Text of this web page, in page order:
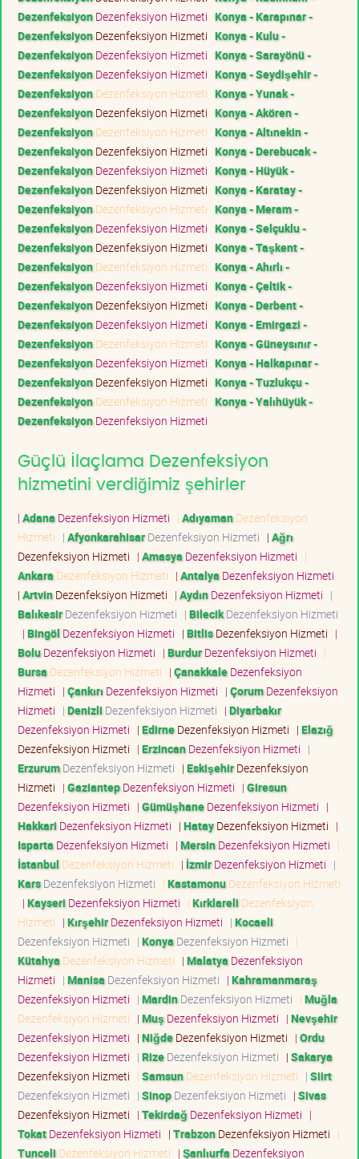
DezenfeksiyonDezenfeksiyon Hizmeti Konya - Karapınar -
DezenfeksiyonDezenfeksiyon Hizmeti Konya - Kulu -
DezenfeksiyonDezenfeksiyon Hizmeti Konya - Sarayönü -
DezenfeksiyonDezenfeksiyon Hizmeti Konya - Seydişehir -
DezenfeksiyonDezenfeksiyon Hizmeti Konya - Yunak -
DezenfeksiyonDezenfeksiyon Hizmeti Konya - Akören -
DezenfeksiyonDezenfeksiyon Hizmeti Konya - Altınekin -
DezenfeksiyonDezenfeksiyon Hizmeti Konya - Derebucak -
DezenfeksiyonDezenfeksiyon Hizmeti Konya - Hüyük -
DezenfeksiyonDezenfeksiyon Hizmeti Konya - Karatay -
DezenfeksiyonDezenfeksiyon Hizmeti Konya - Meram -
DezenfeksiyonDezenfeksiyon Hizmeti Konya - Selçuklu -
DezenfeksiyonDezenfeksiyon Hizmeti Konya - Taşkent -
DezenfeksiyonDezenfeksiyon Hizmeti Konya - Ahırlı -
DezenfeksiyonDezenfeksiyon Hizmeti Konya - Çeltik -
DezenfeksiyonDezenfeksiyon Hizmeti Konya - Derbent -
DezenfeksiyonDezenfeksiyon Hizmeti Konya - Emirgazi -
DezenfeksiyonDezenfeksiyon Hizmeti Konya - Güneysınır -
DezenfeksiyonDezenfeksiyon Hizmeti Konya - Halkapınar -
DezenfeksiyonDezenfeksiyon Hizmeti Konya - Tuzlukçu -
DezenfeksiyonDezenfeksiyon Hizmeti Konya - Yalıhüyük -
DezenfeksiyonDezenfeksiyon Hizmeti
Güçlü İlaçlama Dezenfeksiyon
hizmetini verdiğimiz şehirler
| Adana Dezenfeksiyon Hizmeti | AdıyamanDezenfeksiyon
Hizmeti | AfyonkarahisarDezenfeksiyon Hizmeti | Ağrı
Dezenfeksiyon Hizmeti | Amasya Dezenfeksiyon Hizmeti |
Ankara Dezenfeksiyon Hizmeti | Antalya Dezenfeksiyon Hizmeti
| ArtvinDezenfeksiyon Hizmeti | AydınDezenfeksiyon Hizmeti |
BalıkesirDezenfeksiyon Hizmeti | BilecikDezenfeksiyon Hizmeti
| Bingöl Dezenfeksiyon Hizmeti | BitlisDezenfeksiyon Hizmeti |
BoluDezenfeksiyon Hizmeti | BurdurDezenfeksiyon Hizmeti |
Bursa Dezenfeksiyon Hizmeti | ÇanakkaleDezenfeksiyon
Hizmeti | Çankırı Dezenfeksiyon Hizmeti | ÇorumDezenfeksiyon
Hizmeti | Denizli Dezenfeksiyon Hizmeti | Diyarbakır
Dezenfeksiyon Hizmeti | EdirneDezenfeksiyon Hizmeti | Elazığ
Dezenfeksiyon Hizmeti | ErzincanDezenfeksiyon Hizmeti |
ErzurumDezenfeksiyon Hizmeti | EskişehirDezenfeksiyon
Hizmeti | GaziantepDezenfeksiyon Hizmeti | Giresun
Dezenfeksiyon Hizmeti | GümüşhaneDezenfeksiyon Hizmeti |
Hakkari Dezenfeksiyon Hizmeti | HatayDezenfeksiyon Hizmeti |
Isparta Dezenfeksiyon Hizmeti | MersinDezenfeksiyon Hizmeti |
İstanbul Dezenfeksiyon Hizmeti | İzmirDezenfeksiyon Hizmeti |
KarsDezenfeksiyon Hizmeti | KastamonuDezenfeksiyon Hizmeti
| Kayseri Dezenfeksiyon Hizmeti | Kırklareli Dezenfeksiyon
Hizmeti | KırşehirDezenfeksiyon Hizmeti | Kocaeli
Dezenfeksiyon Hizmeti | Konya Dezenfeksiyon Hizmeti |
Kütahya Dezenfeksiyon Hizmeti | Malatya Dezenfeksiyon
Hizmeti | Manisa Dezenfeksiyon Hizmeti | Kahramanmaraş
Dezenfeksiyon Hizmeti | MardinDezenfeksiyon Hizmeti | Muğla
Dezenfeksiyon Hizmeti | Muş Dezenfeksiyon Hizmeti | Nevşehir
Dezenfeksiyon Hizmeti | NiğdeDezenfeksiyon Hizmeti | Ordu
Dezenfeksiyon Hizmeti | RizeDezenfeksiyon Hizmeti | Sakarya
Dezenfeksiyon Hizmeti | SamsunDezenfeksiyon Hizmeti | Siirt
Dezenfeksiyon Hizmeti | SinopDezenfeksiyon Hizmeti | Sivas
Dezenfeksiyon Hizmeti | Tekirdağ Dezenfeksiyon Hizmeti |
TokatDezenfeksiyon Hizmeti | TrabzonDezenfeksiyon Hizmeti |
Tunceli Dezenfeksiyon Hizmeti | Şanlıurfa Dezenfeksiyon